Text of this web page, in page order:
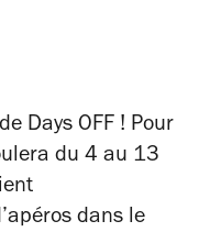
Days OFF ! Pour
du 4 au 13
dans le